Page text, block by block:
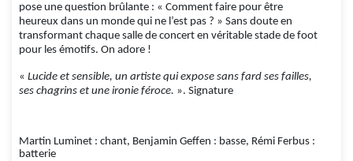
pose une question brûlante : « Comment faire pour être
heureux dans un monde qui ne l’est pas ? » Sans doute en
transformant chaque salle de concert en véritable stade de foot
pour les émotifs. On adore !
« Lucide et sensible, un artiste qui expose sans fard ses failles,
ses chagrins et une ironie féroce. ». Signature
Martin Luminet : chant, Benjamin Geffen : basse, Rémi Ferbus :
batterie